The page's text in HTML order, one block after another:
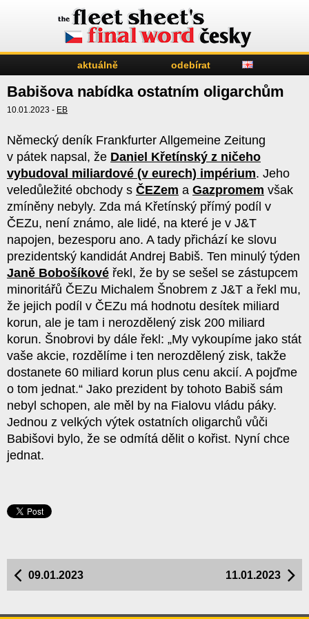
aktuálně odebírat
Babišova nabídka ostatním oligarchům
10.01.2023 - EB
Německý deník Frankfurter Allgemeine Zeitung
v pátek napsal, že Daniel Křetínský z ničeho
vybudoval miliardové (v eurech) impérium. Jeho
veledůležité obchody s ČEZem a Gazpromem však
zmíněny nebyly. Zda má Křetínský přímý podíl v
ČEZu, není známo, ale lidé, na které je v J&T
napojen, bezesporu ano. A tady přichází ke slovu
prezidentský kandidát Andrej Babiš. Ten minulý týden
Janě Bobošíkové řekl, že by se sešel se zástupcem
minoritářů ČEZu Michalem Šnobrem z J&T a řekl mu,
že jejich podíl v ČEZu má hodnotu desítek miliard
korun, ale je tam i nerozdělený zisk 200 miliard
korun. Šnobrovi by dále řekl: „My vykoupíme jako stát
vaše akcie, rozdělíme i ten nerozdělený zisk, takže
dostanete 60 miliard korun plus cenu akcií. A pojďme
o tom jednat.“ Jako prezident by tohoto Babiš sám
nebyl schopen, ale měl by na Fialovu vládu páky.
Jednou z velkých výtek ostatních oligarchů vůči
Babišovi bylo, že se odmítá dělit o kořist. Nyní chce
jednat.
11.01.2023
09.01.2023